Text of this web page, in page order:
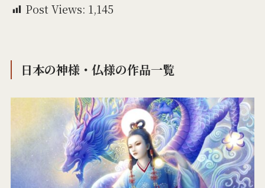
Post Views: 1,145
日本の神様・仏様の作品一覧